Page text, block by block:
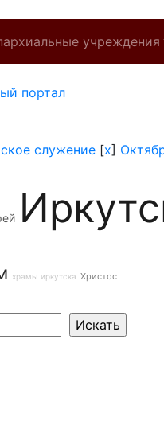
учреждения
портал
служение [x]
храмы иркутска Христос